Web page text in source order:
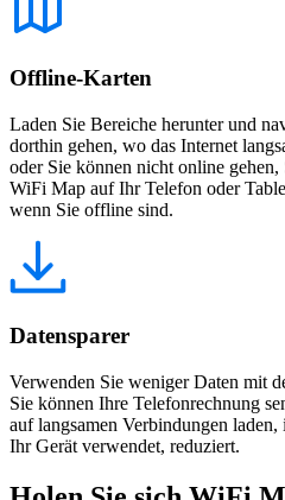
Offline-Karten
Laden Sie Bereiche herunter und
dorthin gehen, wo das Internet
oder Sie können nicht online
WiFi Map auf Ihr Telefon oder
wenn Sie offline sind.
Datensparer
Verwenden Sie weniger Daten mit
Sie können Ihre Telefonrechnung
auf langsamen Verbindungen
Ihr Gerät verwendet, reduziert.